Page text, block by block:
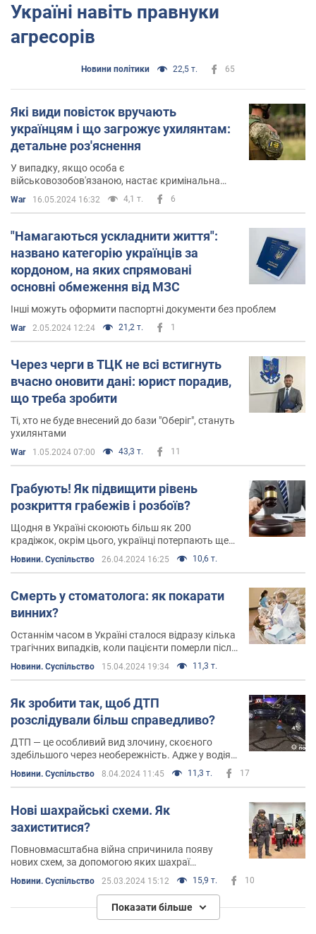
Україні навіть правнуки
агресорів
Новини політики 22,5 т. 65
Які види повісток вручають
українцям і що загрожує ухилянтам:
детальне роз'яснення
У випадку, якщо особа є
військовозобов'язаною, настає кримінальна
відповідальність за ст. 336 ККУ
War 16.05.2024 16:32 4,1 т. 6
"Намагаються ускладнити життя":
названо категорію українців за
кордоном, на яких спрямовані
основні обмеження від МЗС
Інші можуть оформити паспортні документи без проблем
War 2.05.2024 12:24 21,2 т. 1
Через черги в ТЦК не всі встигнуть
вчасно оновити дані: юрист порадив,
що треба зробити
Ті, хто не буде внесений до бази "Оберіг", стануть
ухилянтами
War 1.05.2024 07:00 43,3 т. 11
Грабують! Як підвищити рівень
розкриття грабежів і розбоїв?
Щодня в Україні скоюють більш як 200
крадіжок, окрім цього, українці потерпають ще
від грабежів і розбоїв
Новини. Суспільство 26.04.2024 16:25 10,6 т.
Смерть у стоматолога: як покарати
винних?
Останнім часом в Україні сталося відразу кілька
трагічних випадків, коли пацієнти померли після
(або під час візиту) до стоматологічних клінік
Новини. Суспільство 15.04.2024 19:34 11,3 т.
Як зробити так, щоб ДТП
розслідували більш справедливо?
ДТП — це особливий вид злочину, скоєного
здебільшого через необережність. Адже у водія,
що спричинив аварію, не було наміру сісти за
кермо та вбивати або калічити людей
Новини. Суспільство 8.04.2024 11:45 11,3 т. 17
Нові шахрайські схеми. Як
захиститися?
Повновмасштабна війна спричинила появу
нових схем, за допомогою яких шахраї
обдурюють українців
Новини. Суспільство 25.03.2024 15:12 15,9 т. 10
Показати більше